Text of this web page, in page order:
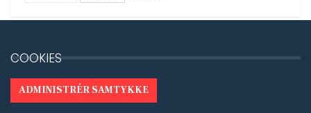
COOKIES
ADMINISTRÉR SAMTYKKE